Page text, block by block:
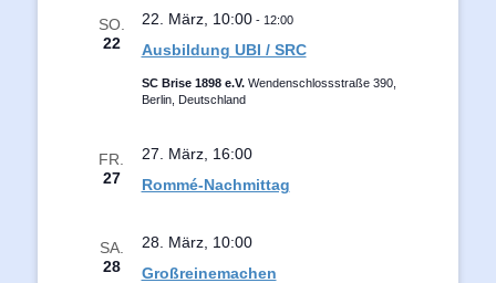
SO.
22
Ausbildung UBI / SRC
22. März, 10:00- 12:00
SC Brise 1898 e.V. Wendenschlossstraße 390,
Berlin, Deutschland
FR.
27
Rommé-Nachmittag
27. März, 16:00
SA.
28
Großreinemachen
28. März, 10:00